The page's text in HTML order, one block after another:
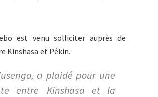
est venu solliciter auprès de
Kinshasa et Pékin.
a plaidé pour une
entre Kinshasa et la